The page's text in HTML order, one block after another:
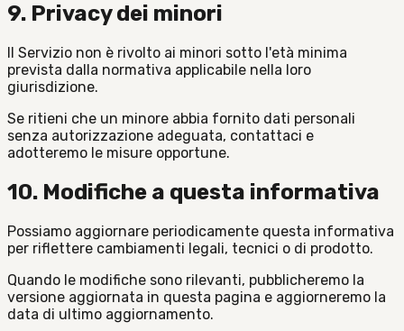
9. Privacy dei minori
Il Servizio non è rivolto ai minori sotto l'età minima
prevista dalla normativa applicabile nella loro
giurisdizione.
Se ritieni che un minore abbia fornito dati personali
senza autorizzazione adeguata, contattaci e
adotteremo le misure opportune.
10. Modifiche a questa informativa
Possiamo aggiornare periodicamente questa informativa
per riflettere cambiamenti legali, tecnici o di prodotto.
Quando le modifiche sono rilevanti, pubblicheremo la
versione aggiornata in questa pagina e aggiorneremo la
data di ultimo aggiornamento.